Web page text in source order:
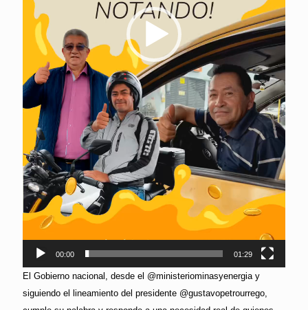
00:00 01:29
El Gobierno nacional, desde el @ministeriominasyenergia y
siguiendo el lineamiento del presidente @gustavopetrourrego,